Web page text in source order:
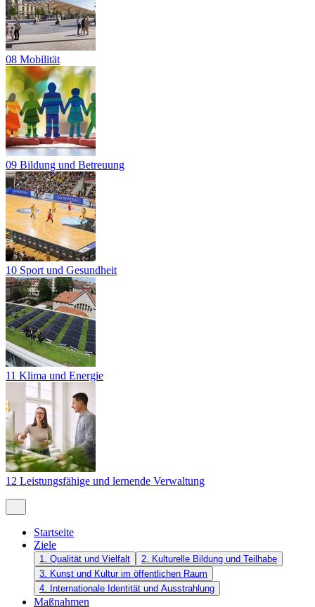
08 Mobilität
09 Bildung und Betreuung
10 Sport und Gesundheit
11 Klima und Energie
12 Leistungsfähige und lernende Verwaltung
Startseite
Ziele
1. Qualität und Vielfalt
2. Kulturelle Bildung und Teilhabe
3. Kunst und Kultur im öffentlichen Raum
4. Internationale Identität und Ausstrahlung
Maßnahmen